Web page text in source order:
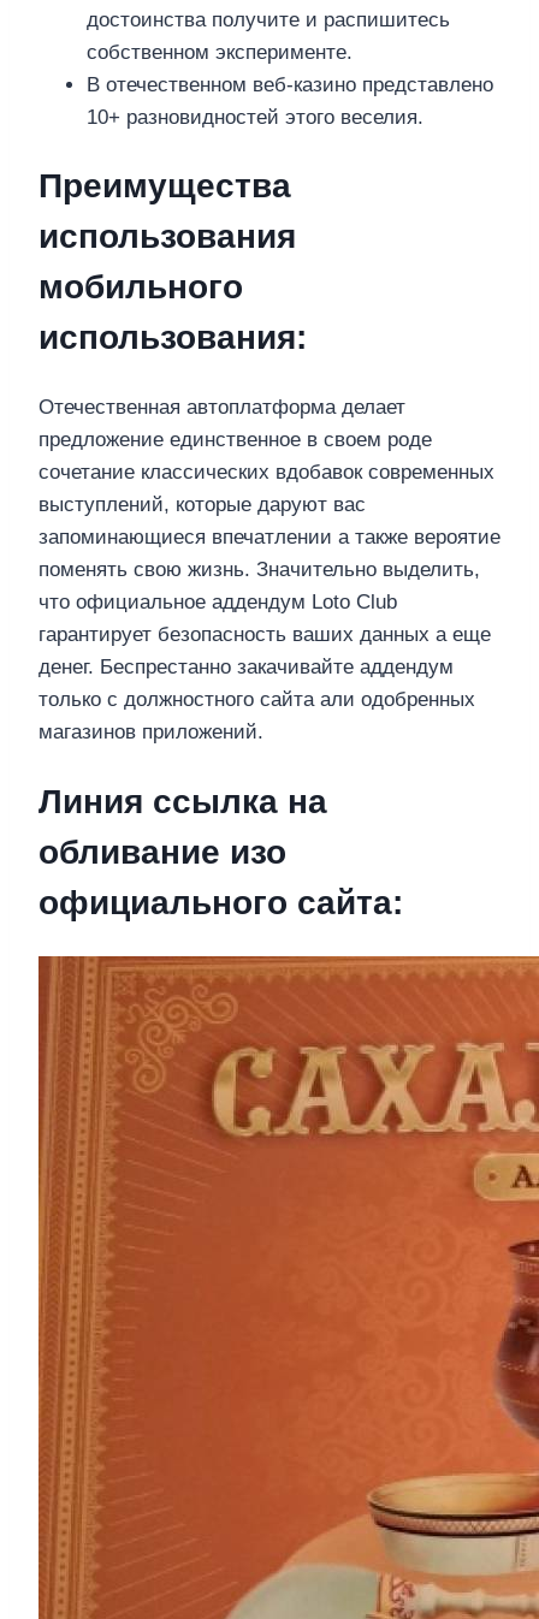
достоинства получите и распишитесь
собственном эксперименте.
В отечественном веб-казино представлено
10+ разновидностей этого веселия.
Преимущества
использования
мобильного
использования:
Отечественная автоплатформа делает
предложение единственное в своем роде
сочетание классических вдобавок современных
выступлений, которые даруют вас
запоминающиеся впечатлении а также вероятие
поменять свою жизнь. Значительно выделить,
что официальное аддендум Loto Club
гарантирует безопасность ваших данных а еще
денег. Беспрестанно закачивайте аддендум
только с должностного сайта али одобренных
магазинов приложений.
Линия ссылка на
обливание изо
официального сайта: